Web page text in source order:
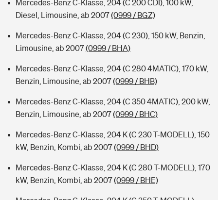
Mercedes-Benz C-Klasse, 204 (C 200 CDI), 100 kW,
Diesel, Limousine, ab 2007(0999 / BGZ)
Mercedes-Benz C-Klasse, 204 (C 230), 150 kW, Benzin,
Limousine, ab 2007(0999 / BHA)
Mercedes-Benz C-Klasse, 204 (C 280 4MATIC), 170 kW,
Benzin, Limousine, ab 2007(0999 / BHB)
Mercedes-Benz C-Klasse, 204 (C 350 4MATIC), 200 kW,
Benzin, Limousine, ab 2007(0999 / BHC)
Mercedes-Benz C-Klasse, 204 K (C 230 T-MODELL), 150
kW, Benzin, Kombi, ab 2007(0999 / BHD)
Mercedes-Benz C-Klasse, 204 K (C 280 T-MODELL), 170
kW, Benzin, Kombi, ab 2007(0999 / BHE)